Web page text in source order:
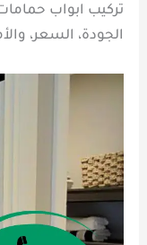
تركيب ابواب
الجودة، السعر،